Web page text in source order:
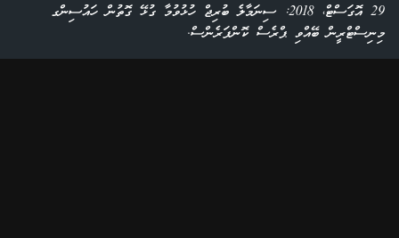
29 އޮގަސްޓް، 2018: ސިނަމާލެ ބުރިޖް ހުޅުވުމާ ގުޅޭ ގޮތުން ހައުސިންގ
މިނިސްޓްރީން ބޭއްވި ޕްރެސް ކޮންފަރެންސް.